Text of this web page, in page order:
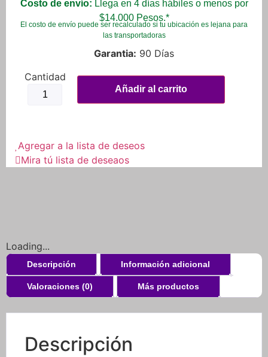
Costo de envío: Llega en 4 días hábiles o menos por
$14.000 Pesos.*
El costo de envío puede ser recalculado si tu ubicación es lejana para
las transportadoras
Garantia: 90 Días
Candado
Freno
Disco
Moto
O
Bicicleta
Inox
Añadir al carrito
Agregar a la lista de deseos
Mira tú lista de deseaos
Loading...
Descripción Información adicional
Valoraciones (0) Más productos
Descripción